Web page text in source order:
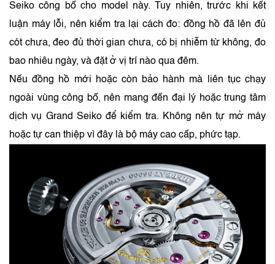
Seiko công bố cho model này. Tuy nhiên, trước khi kết
luận máy lỗi, nên kiểm tra lại cách đo: đồng hồ đã lên đủ
cót chưa, đeo đủ thời gian chưa, có bị nhiễm từ không, đo
bao nhiêu ngày, và đặt ở vị trí nào qua đêm.
Nếu đồng hồ mới hoặc còn bảo hành mà liên tục chạy
ngoài vùng công bố, nên mang đến đại lý hoặc trung tâm
dịch vụ Grand Seiko để kiểm tra. Không nên tự mở máy
hoặc tự can thiệp vì đây là bộ máy cao cấp, phức tạp.